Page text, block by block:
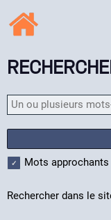
Mots approchants
Rechercher dans le